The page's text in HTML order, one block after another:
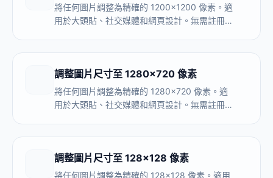
將任何圖片調整為精確的 1200×1200 像素。適
用於大頭貼、社交媒體和網頁設計。無需註冊，
調整圖片尺寸至 1280×720 像素
將任何圖片調整為精確的 1280×720 像素。適
用於大頭貼、社交媒體和網頁設計。無需註冊，
調整圖片尺寸至 128×128 像素
將任何圖片調整為精確的 128×128 像素。適用